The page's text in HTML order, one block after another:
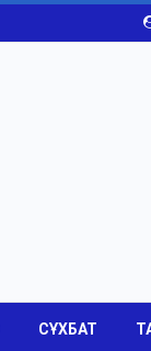
СҰХБАТ